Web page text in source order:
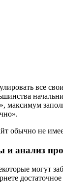
все
максимум
обычно не
и анализ
могут